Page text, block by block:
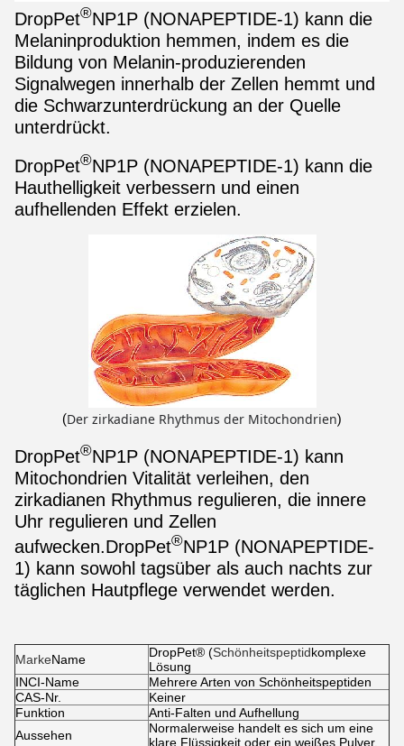
DropPet®NP1P (NONAPEPTIDE-1) kann die
Melaninproduktion hemmen, indem es die
Bildung von Melanin-produzierenden
Signalwegen innerhalb der Zellen hemmt und
die Schwarzunterdrückung an der Quelle
unterdrückt.
DropPet®NP1P (NONAPEPTIDE-1) kann die
Hauthelligkeit verbessern und einen
aufhellenden Effekt erzielen.
(Der zirkadiane Rhythmus der Mitochondrien)
DropPet®NP1P (NONAPEPTIDE-1) kann
Mitochondrien Vitalität verleihen, den
zirkadianen Rhythmus regulieren, die innere
Uhr regulieren und Zellen
aufwecken.DropPet®NP1P (NONAPEPTIDE-
1) kann sowohl tagsüber als auch nachts zur
täglichen Hautpflege verwendet werden.
MarkeName DropPet® (Schönheitspeptidkomplexe
Lösung
INCI-Name
Mehrere Arten von Schönheitspeptiden
CAS-Nr.
Keiner
Funktion
Anti-Falten und Aufhellung
Aussehen
Normalerweise handelt es sich um eine
klare Flüssigkeit oder ein weißes Pulver.